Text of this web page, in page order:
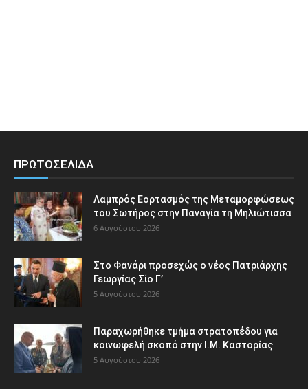
ΠΡΩΤΟΣΕΛΙΔΑ
Λαμπρός Εορτασμός της Μεταμορφώσεως
του Σωτήρος στην Παναγία τη Μηλιώτισσα
6 Αυγούστου 2026
Στο Φανάρι προσεχώς ο νέος Πατριάρχης
Γεωργίας Σίο Γ’
5 Αυγούστου 2026
Παραχωρήθηκε τμήμα στρατοπέδου για
κοινωφελή σκοπό στην Ι.Μ. Καστορίας
5 Αυγούστου 2026